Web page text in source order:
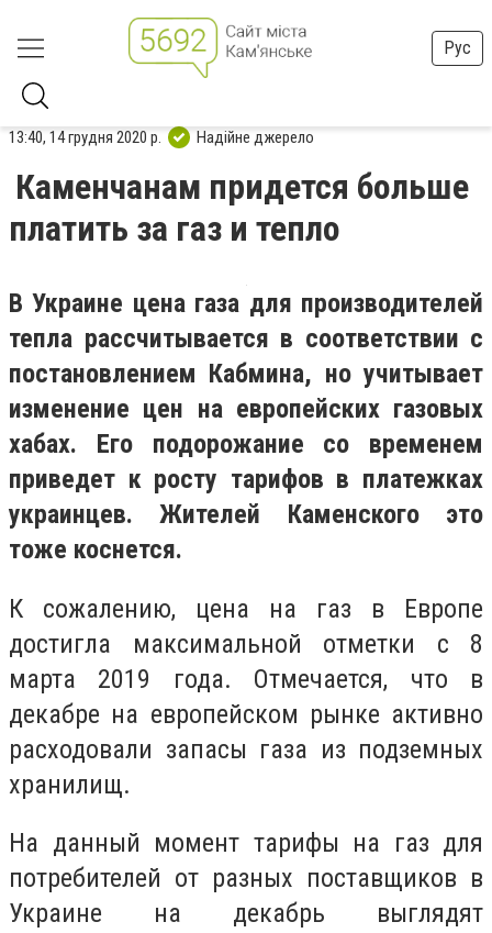
Рус
13:40, 14 грудня 2020 р. Надійне джерело
Каменчанам придется больше
платить за газ и тепло
В Украине цена газа для производителей
тепла рассчитывается в соответствии с
постановлением Кабмина, но учитывает
изменение цен на европейских газовых
хабах. Его подорожание со временем
приведет к росту тарифов в платежках
украинцев. Жителей Каменского это
тоже коснется.
К сожалению, цена на газ в Европе
достигла максимальной отметки с 8
марта 2019 года. Отмечается, что в
декабре на европейском рынке активно
расходовали запасы газа из подземных
хранилищ.
На данный момент тарифы на газ для
потребителей от разных поставщиков в
Украине на декабрь выглядят